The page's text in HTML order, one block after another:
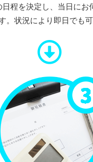
程を決定し、当日にお
。状況により即日でも可